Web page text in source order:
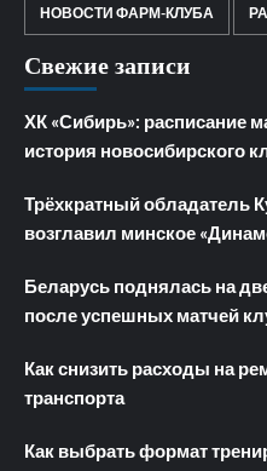
НОВОСТИ ФАРМ-КЛУБА
Свежие записи
ХК «Сибирь»: расписание
история новосибирского
Трёхкратный обладатель
возглавил минское
Беларусь поднялась на
после успешных матчей
Как снизить расходы на
транспорта
Как выбрать формат